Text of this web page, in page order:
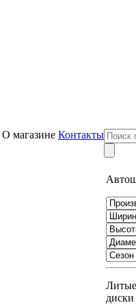
О магазине Контакты
Литые
диски